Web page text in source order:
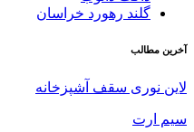
گلند رهورد خراسان
آخرین مطالب
لاین نوری سقف آشپزخانه
سیم ارت